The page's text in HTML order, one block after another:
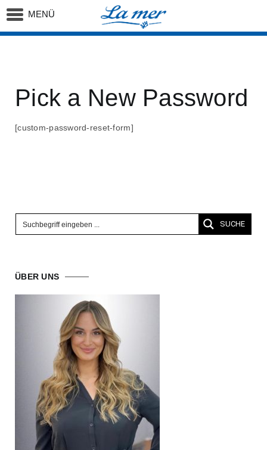
MENÜ
Startseite Pick a New Password
Pick a New Password
[custom-password-reset-form]
SUCHE
ÜBER UNS